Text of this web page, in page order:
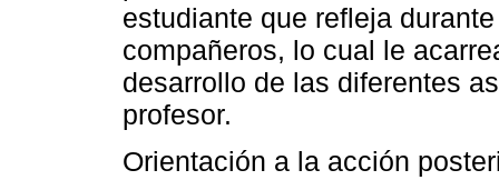
estudiante que refleja
compañeros, lo cual le
desarrollo de las diferentes
profesor.
Orientación a la acción